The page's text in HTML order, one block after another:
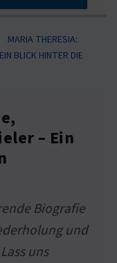
MARIA THERESIA:
BLICK HINTER DIE
– Ein
Biografie
und
uns